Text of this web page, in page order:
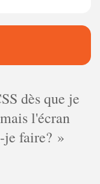
dès que je
l'écran
je faire?